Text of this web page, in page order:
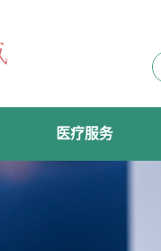
医疗服务